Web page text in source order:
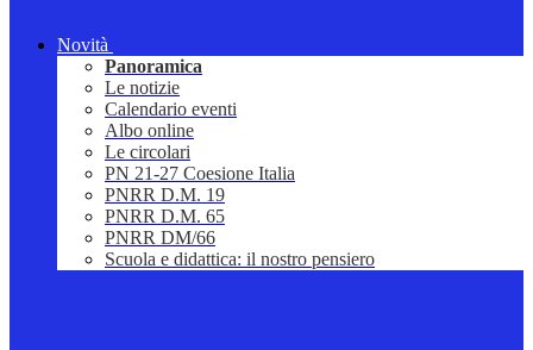
Novità
Panoramica
Le notizie
Calendario eventi
Albo online
Le circolari
PN 21-27 Coesione Italia
PNRR D.M. 19
PNRR D.M. 65
PNRR DM/66
Scuola e didattica: il nostro pensiero